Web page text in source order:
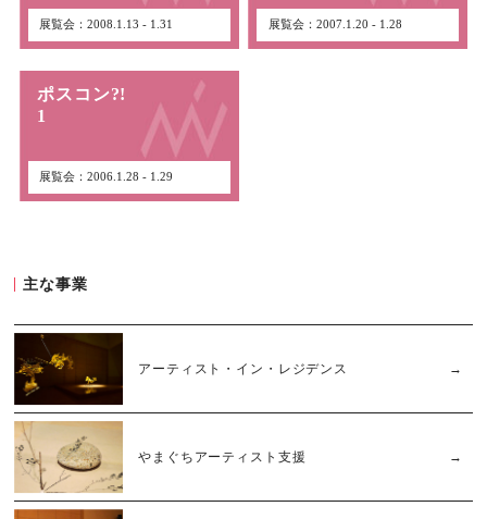
展覧会：2008.1.13 - 1.31 展覧会：2007.1.20 - 1.28
ポスコン?!
1
展覧会：2006.1.28 - 1.29
主な事業
アーティスト・イン・レジデンス
やまぐちアーティスト支援